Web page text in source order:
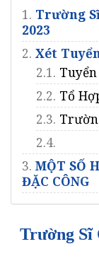
1. Trường
2023
2. Xét
2.1.
2.2. Tổ
2.3.
2.4.
3. MỘT SỐ
ĐẶC CÔNG
Trường Sĩ